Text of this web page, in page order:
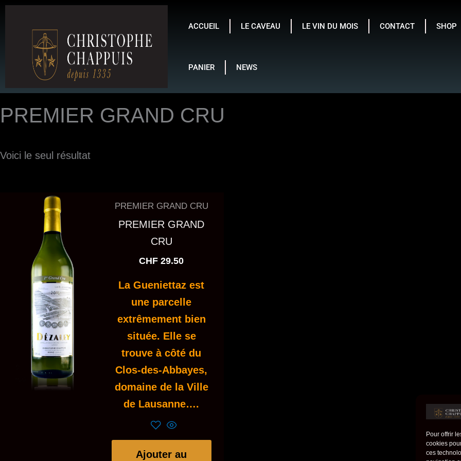
Pour offrir
cookies
ces
Aller
ACCUEIL LE CAVEAU LE VIN DU MOIS CONTACT SHOP
PANIER NEWS
PREMIER GRAND CRU
Voici le seul résultat
PREMIER GRAND CRU
PREMIER GRAND
CRU
CHF 29.50
La Gueniettaz est
une parcelle
extrêmement bien
située. Elle se
trouve à côté du
Clos-des-Abbayes,
domaine de la Ville
de Lausanne….
Ajouter au